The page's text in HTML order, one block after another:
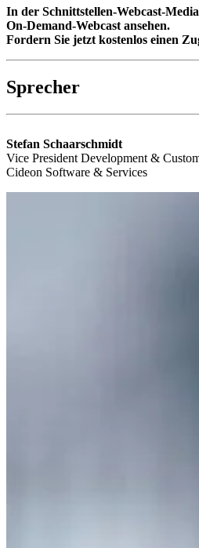
In der Schnittstellen-Webcast-
On-Demand-Webcast ansehen.
Fordern Sie jetzt kostenlos einen
Sprecher
Stefan Schaarschmidt
Vice President Development &
Cideon Software & Services